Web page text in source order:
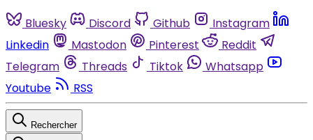
Bluesky Discord Github
Instagram
Linkedin
Mastodon Pinterest
Reddit
Telegram
Threads Tiktok
Whatsapp
Youtube
RSS
Rechercher